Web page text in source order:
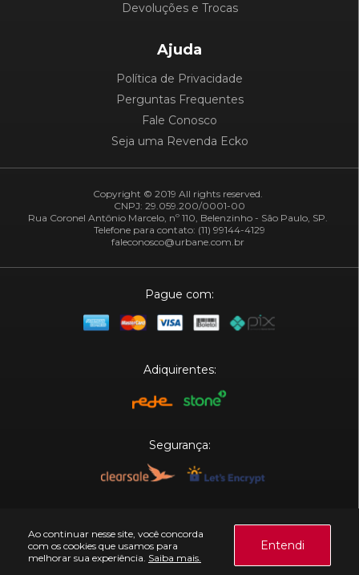
Ao continuar nesse site, você concorda
com os cookies que usamos para
melhorar sua experiência. Saiba mais.
Entendi
Devoluções e Trocas
Ajuda
Política de Privacidade
Perguntas Frequentes
Fale Conosco
Seja uma Revenda Ecko
Copyright © 2019 All rights reserved.
CNPJ: 29.059.200/0001-00
Rua Coronel Antônio Marcelo, nº 110, Belenzinho - São Paulo, SP.
Telefone para contato: (11) 99144-4129
faleconosco@urbane.com.br
Pague com:
Adiquirentes:
Segurança: